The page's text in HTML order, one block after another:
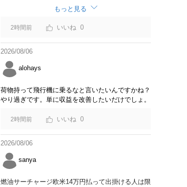
リモートでやり取りするのが普通になっています
し。貴重な税金を使うなら費用対効果をキチンと周
知してからにして下さい。
もっと見る
2時間前 0
2026/08/06
alohays
荷物持って飛行機に乗るなと言いたいんですかね？
やり過ぎです。単に収益を改善したいだけでしょ。
2時間前 0
2026/08/06
sanya
燃油サーチャージ欧米14万円払って出掛ける人は限